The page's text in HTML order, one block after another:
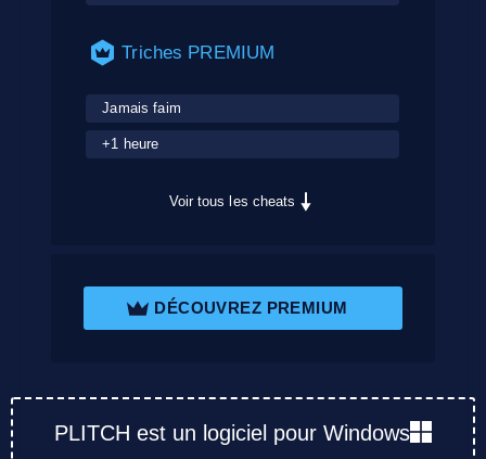
Triches PREMIUM
Jamais faim
+1 heure
Voir tous les cheats
DÉCOUVREZ PREMIUM
PLITCH est un logiciel pour Windows